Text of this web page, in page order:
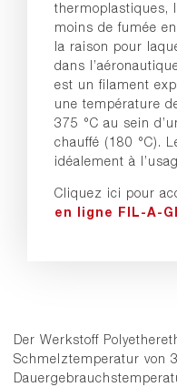
thermoplastiques,
moins de fumée
la raison pour
dans
est un filament
une température
375 °C au sein
chauffé (180 °C).
idéalement à
Cliquez ici pour
en ligne FIL-A-
Der Werkstoff
Schmelztemperatur von